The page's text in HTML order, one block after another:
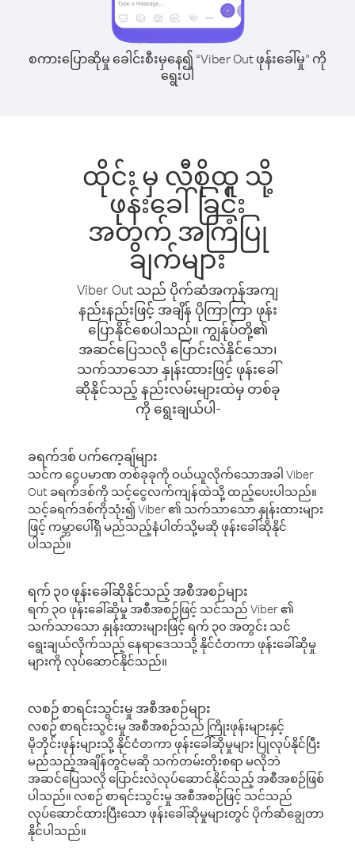
စကားပြောဆိုမှု ခေါင်းစီးမှနေ၍ “Viber Out ဖုန်းခေါ်မှု” ကို
ရွေးပါ
ထိုင်း မှ လီစိုထူ သို့
ဖုန်းခေါ်ခြင်း
အတွက် အကြံပြု
ချက်များ
Viber Out သည် ပိုက်ဆံအကုန်အကျ
နည်းနည်းဖြင့် အချိန် ပိုကြာကြာ ဖုန်း
ပြောနိုင်စေပါသည်။ ကျွန်ုပ်တို့၏
အဆင်ပြေသလို ပြောင်းလဲနိုင်သော၊
သက်သာသော နှုန်းထားဖြင့် ဖုန်းခေါ်
ဆိုနိုင်သည့် နည်းလမ်းများထဲမှ တစ်ခု
ကို ရွေးချယ်ပါ-
ခရက်ဒစ် ပက်ကေ့ချ်များ
သင်က ငွေပမာဏ တစ်ခုခုကို ဝယ်ယူလိုက်သောအခါ Viber
Out ခရက်ဒစ်ကို သင့်ငွေလက်ကျန်ထဲသို့ ထည့်ပေးပါသည်။
သင့်ခရက်ဒစ်ကိုသုံး၍ Viber ၏ သက်သာသော နှုန်းထားများ
ဖြင့် ကမ္ဘာပေါ်ရှိ မည်သည့်နံပါတ်သို့မဆို ဖုန်းခေါ်ဆိုနိုင်
ပါသည်။
ရက် ၃၀ ဖုန်းခေါ်ဆိုနိုင်သည့် အစီအစဉ်များ
ရက် ၃၀ ဖုန်းခေါ်ဆိုမှု အစီအစဉ်ဖြင့် သင်သည် Viber ၏
သက်သာသော နှုန်းထားများဖြင့် ရက် ၃၀ အတွင်း သင်
ရွေးချယ်လိုက်သည့် နေရာဒေသသို့ နိုင်ငံတကာ ဖုန်းခေါ်ဆိုမှု
များကို လုပ်ဆောင်နိုင်သည်။
လစဉ် စာရင်းသွင်းမှု အစီအစဉ်များ
လစဉ် စာရင်းသွင်းမှု အစီအစဉ်သည် ကြိုးဖုန်းများနှင့်
မိုဘိုင်းဖုန်းများသို့ နိုင်ငံတကာ ဖုန်းခေါ်ဆိုမှုများ ပြုလုပ်နိုင်ပြီး
မည်သည့်အချိန်တွင်မဆို သက်တမ်းတိုးစရာ မလိုဘဲ
အဆင်ပြေသလို ပြောင်းလဲလုပ်ဆောင်နိုင်သည့် အစီအစဉ်ဖြစ်
ပါသည်။ လစဉ် စာရင်းသွင်းမှု အစီအစဉ်ဖြင့် သင်သည်
လုပ်ဆောင်ထားပြီးသော ဖုန်းခေါ်ဆိုမှုများတွင် ပိုက်ဆံချွေတာ
နိုင်ပါသည်။